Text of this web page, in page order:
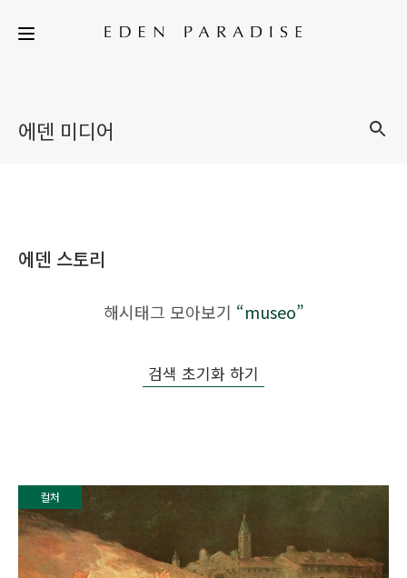
에덴 미디어
에덴 스토리
해시태그 모아보기 “museo”
검색 초기화 하기
컬처